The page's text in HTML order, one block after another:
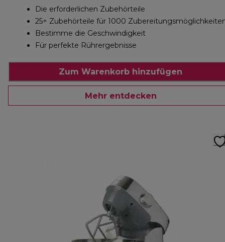
Die erforderlichen Zubehörteile
25+ Zubehörteile für 1000
Bestimme die Geschwindigkeit
Für perfekte Rührergebnisse
Zum Warenkorb hinzufügen
Mehr entdecken